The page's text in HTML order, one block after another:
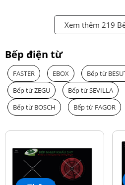
Xem thêm 219
Bếp điện từ
FASTER EBOX Bếp từ
Bếp từ ZEGU
Bếp từ SEVILLA
Bếp từ BOSCH
Bếp từ FAGOR